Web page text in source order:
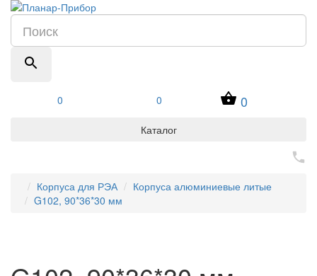
0 0 0
Каталог
Корпуса для РЭА
Корпуса алюминиевые литые
G102, 90*36*30 мм